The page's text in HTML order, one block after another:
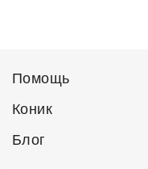
Помощь
Коник
Блог